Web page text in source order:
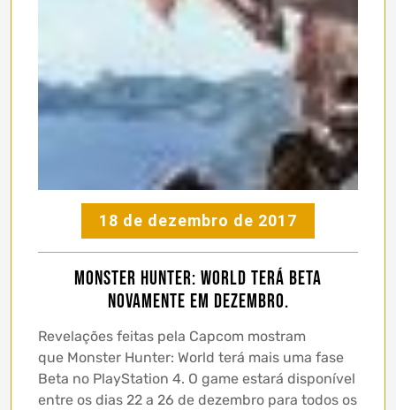
18 de dezembro de 2017
Monster Hunter: World terá beta
novamente em dezembro.
Revelações feitas pela Capcom mostram
que Monster Hunter: World terá mais uma fase
Beta no PlayStation 4. O game estará disponível
entre os dias 22 a 26 de dezembro para todos os